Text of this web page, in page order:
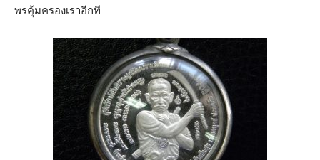
พรคุ้มครองเราอีกที